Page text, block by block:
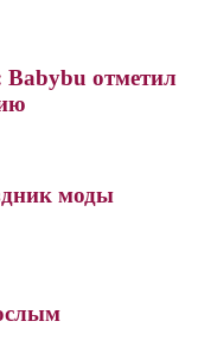
Babybu отметил
моды